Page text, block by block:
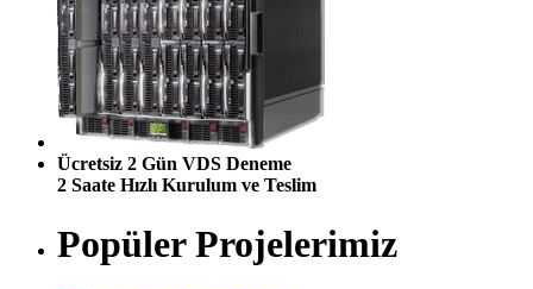
Ücretsiz 2 Gün VDS Deneme
2 Saate Hızlı Kurulum ve Teslim
Popüler Projelerimiz